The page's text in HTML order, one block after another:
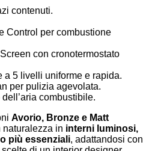
contenuti.
Control per combustione
con cronotermostato
a 5 livelli uniforme e rapida.
per pulizia agevolata.
combustibile.
Avorio, Bronze e Matt
naturalezza in interni luminosi,
più essenziali, adattandosi con